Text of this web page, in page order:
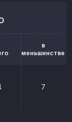
в
меньшинстве
7